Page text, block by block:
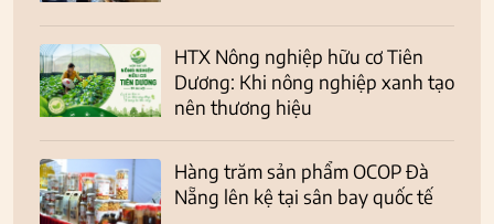
HTX Nông nghiệp hữu cơ Tiên
Dương: Khi nông nghiệp xanh tạo
nên thương hiệu
Hàng trăm sản phẩm OCOP Đà
Nẵng lên kệ tại sân bay quốc tế